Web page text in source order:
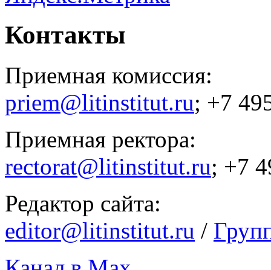
Контакты
Приемная комиссия:
priem@litinstitut.ru; +7
Приемная ректора:
rectorat@litinstitut.ru; +7
Редактор сайта:
editor@litinstitut.ru /